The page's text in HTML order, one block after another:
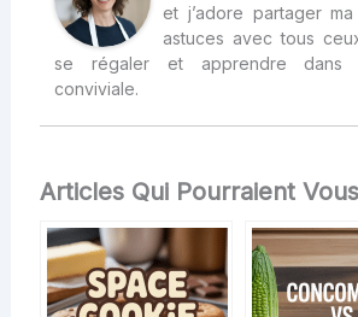
et j’adore partager
astuces avec tous
se régaler et apprendre dans
conviviale.
Articles Qui Pourraient